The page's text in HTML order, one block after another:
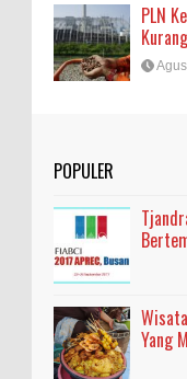
PLN
POPULER
Yang